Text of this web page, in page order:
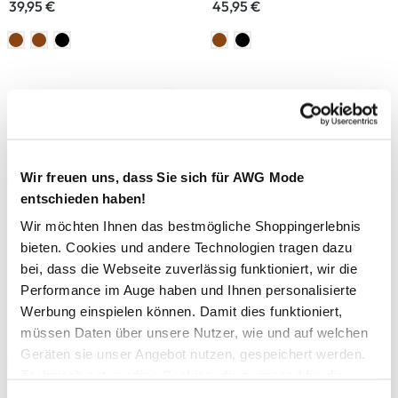
Wir freuen uns, dass Sie sich für AWG Mode
entschieden haben!
Wir möchten Ihnen das bestmögliche Shoppingerlebnis
bieten. Cookies und andere Technologien tragen dazu
bei, dass die Webseite zuverlässig funktioniert, wir die
Performance im Auge haben und Ihnen personalisierte
Werbung einspielen können. Damit dies funktioniert,
müssen Daten über unsere Nutzer, wie und auf welchen
Geräten sie unser Angebot nutzen, gespeichert werden.
39,95 € 45,95 €
Southern Territory
Herren Textilgürtel mit
9,99 €
Southern Territory
Herren Textilgürtel mit
Metallschließe
9,99 €
Southern Territory
Herren Bandgürtel
9,99 €